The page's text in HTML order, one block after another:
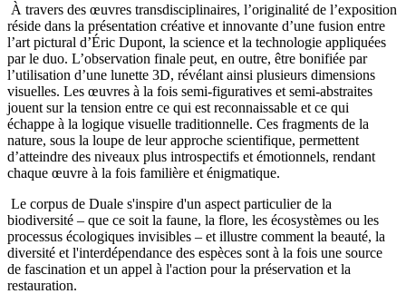
À travers des œuvres transdisciplinaires, l’originalité de l’exposition
réside dans la présentation créative et innovante d’une fusion entre
l’art pictural d’Éric Dupont, la science et la technologie appliquées
par le duo. L’observation finale peut, en outre, être bonifiée par
l’utilisation d’une lunette 3D, révélant ainsi plusieurs dimensions
visuelles. Les œuvres à la fois semi-figuratives et semi-abstraites
jouent sur la tension entre ce qui est reconnaissable et ce qui
échappe à la logique visuelle traditionnelle. Ces fragments de la
nature, sous la loupe de leur approche scientifique, permettent
d’atteindre des niveaux plus introspectifs et émotionnels, rendant
chaque œuvre à la fois familière et énigmatique.
Le corpus de Duale s'inspire d'un aspect particulier de la
biodiversité – que ce soit la faune, la flore, les écosystèmes ou les
processus écologiques invisibles – et illustre comment la beauté, la
diversité et l'interdépendance des espèces sont à la fois une source
de fascination et un appel à l'action pour la préservation et la
restauration.